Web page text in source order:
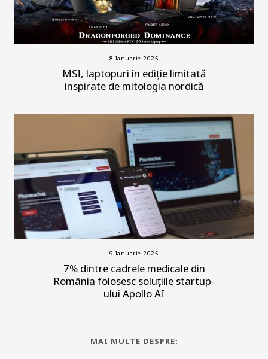
8 Ianuarie 2025
MSI, laptopuri în ediție limitată
inspirate de mitologia nordică
9 Ianuarie 2025
7% dintre cadrele medicale din
România folosesc soluțiile startup-
ului Apollo AI
MAI MULTE DESPRE: